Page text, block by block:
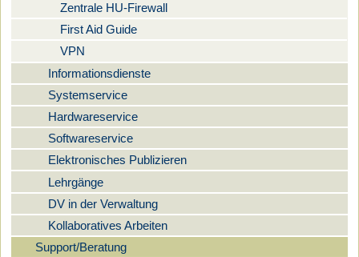
Zentrale HU-Firewall
First Aid Guide
VPN
Informationsdienste
Systemservice
Hardwareservice
Softwareservice
Elektronisches Publizieren
Lehrgänge
DV in der Verwaltung
Kollaboratives Arbeiten
Support/Beratung